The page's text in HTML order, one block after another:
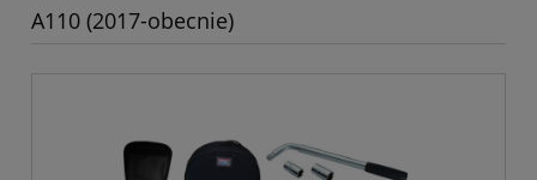
A110 (2017-obecnie)